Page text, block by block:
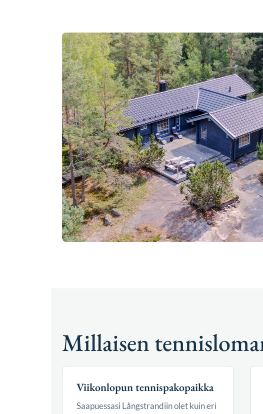
Millaisen
Viikonlopun tennispakopaikka
Saapuessasi Långstrandiin olet kuin eri